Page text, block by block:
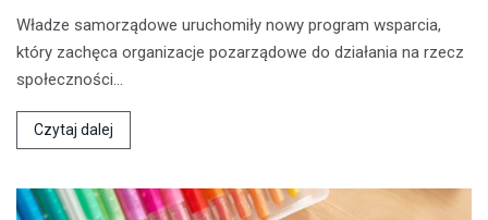
Władze samorządowe uruchomiły nowy program wsparcia,
który zachęca organizacje pozarządowe do działania na rzecz
społeczności…
Czytaj dalej